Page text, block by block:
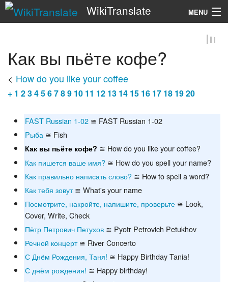
WikiTranslate MENU
Как вы пьёте кофе?
< How do you like your coffee
+ 1 23456789 10 11 12 13 14 15 16 17 18 1920
FAST Russian 1-02 ≅ FAST Russian 1-02
Pыба ≅ Fish
Как вы пьёте кофе? ≅ How do you like your coffee?
Как пишется ваше имя? ≅ How do you spell your name?
Как правильно написать слово? ≅ How to spell a word?
Как тебя зовут≅ What's your name
Посмотрите, накройте, напишите, проверьте ≅ Look,
Cover, Write, Check
Пётр Петрович Петухов ≅ Pyotr Petrovich Petukhov
Речной концерт≅ River Concerto
С Днём Рождения, Таня! ≅ Happy Birthday Tania!
С днём рождения! ≅ Happy birthday!